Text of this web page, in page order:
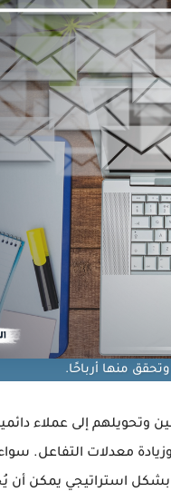
منها أرباحًا.
وتحويلهم إلى عملاء
معدلات التفاعل. سواء
بشكل استراتيجي يمكن أن